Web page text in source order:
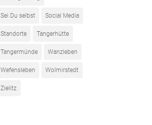
Sei Du selbst Social Media
Standorte Tangerhütte
Tangermünde Wanzleben
Wefensleben Wolmirstedt
Zielitz